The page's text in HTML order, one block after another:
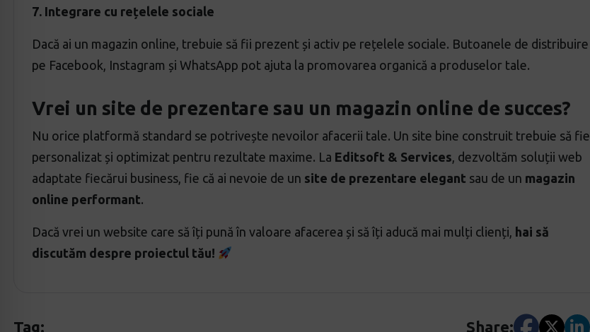
7. Integrare cu rețelele sociale
Dacă ai un magazin online, trebuie să fii prezent și activ pe rețelele sociale. Butoanele de distribuire
pe Facebook, Instagram și WhatsApp pot ajuta la promovarea organică a produselor tale.
Vrei un site de prezentare sau un magazin online de succes?
Nu orice platformă standard se potrivește nevoilor afacerii tale. Un site bine construit trebuie să fie
personalizat și optimizat pentru rezultate maxime. La Editsoft & Services, dezvoltăm soluții web
adaptate fiecărui business, fie că ai nevoie de un site de prezentare elegant sau de un magazin
online performant.
Dacă vrei un website care să îți pună în valoare afacerea și să îți aducă mai mulți clienți, hai să
discutăm despre proiectul tău!
Tag: Share: